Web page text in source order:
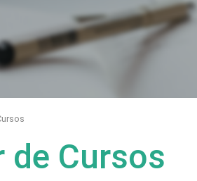
de Cursos